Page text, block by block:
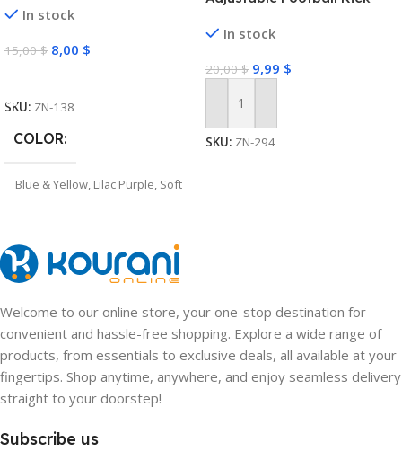
In stock
15,00$ 8,00 $
SKU: ZN-138
COLOR
Blue & Yellow, Lilac Purple, Soft
Practice Training Equipment
In stock
20,00$ 9,99 $
Add To Cart
SKU: ZN-294
Welcome to our online store, your one-stop destination for
convenient and hassle-free shopping. Explore a wide range of
products, from essentials to exclusive deals, all available at your
fingertips. Shop anytime, anywhere, and enjoy seamless delivery
straight to your doorstep!
Subscribe us